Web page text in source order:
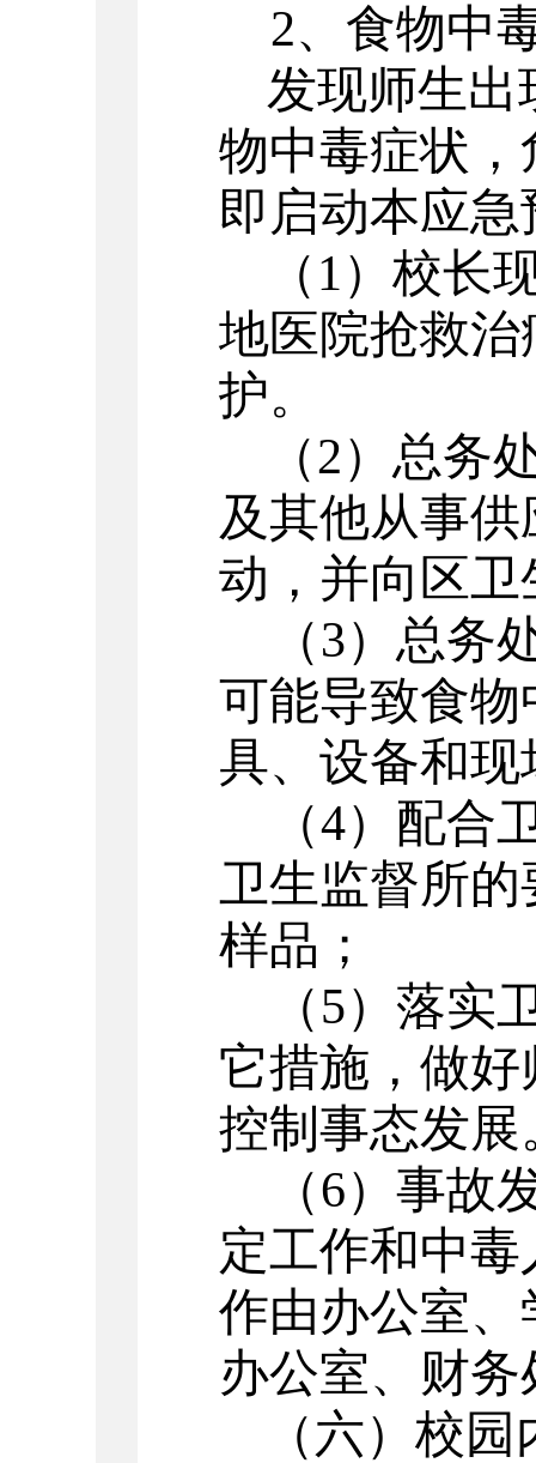
2、食物中
发现师生出
物中毒症状
即启动本应急
（1）校长
地医院抢救
护。
（2）总务
及其他从事
动，并向区
（3）总务
可能导致食
具、设备和现
（4）配合
卫生监督所
样品；
（5）落实
它措施，做
控制事态发展
（6）事故
定工作和中
作由办公室
办公室、财
（六）校